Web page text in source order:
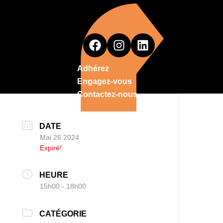
Adhérez
Engagez-vous
Contactez-nous
DATE
Mai 26 2024
Expiré!
HEURE
15h00 - 18h00
CATÉGORIE